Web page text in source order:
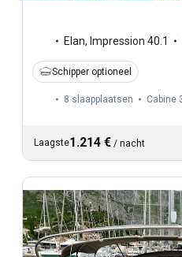
Elan, Impression 40.1
Schipper optioneel
8 slaapplaatsen Cabine
Laagste1.214 € / nacht